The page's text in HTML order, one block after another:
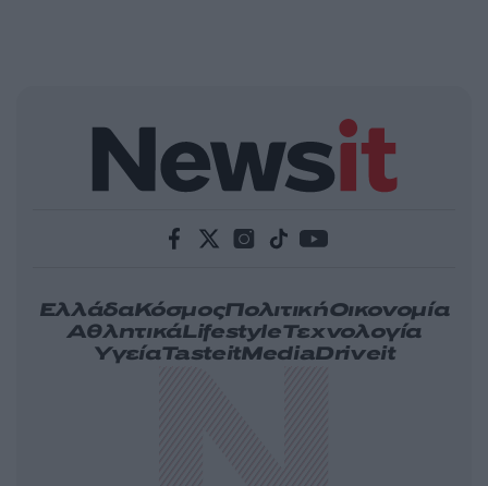
ΕλλάδαΚόσμοςΠολιτικήΟικονομία
ΑθλητικάLifestyleΤεχνολογία
ΥγείαTasteitMediaDriveit